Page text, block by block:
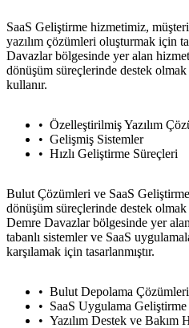
SaaS Geliştirme hizmetimiz,
yazılım çözümleri oluşturmak için
Davazlar bölgesinde yer alan
dönüşüm süreçlerinde destek
kullanır.
Özelleştirilmiş Yazılım
Gelişmiş Sistemler
Hızlı Geliştirme Süreçleri
Bulut Çözümleri ve SaaS
dönüşüm süreçlerinde destek olmak
Demre Davazlar bölgesinde yer
tabanlı sistemler ve SaaS
karşılamak için tasarlanmıştır.
Bulut Depolama Çözümleri
SaaS Uygulama Geliştirme
Yazılım Destek ve Bakım